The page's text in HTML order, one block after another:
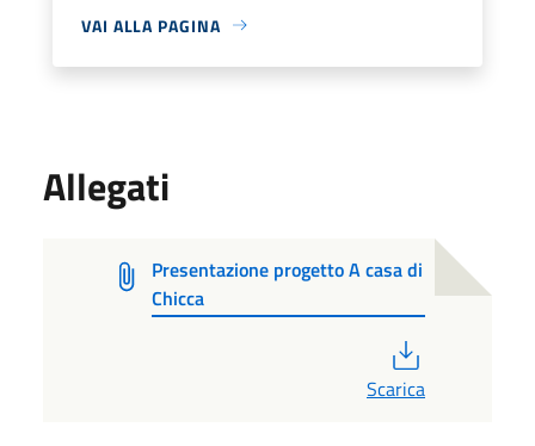
VAI ALLA PAGINA
Allegati
Presentazione progetto A casa di
Chicca
Scarica